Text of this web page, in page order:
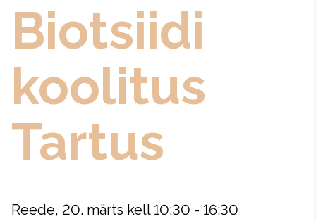
Biotsiidi
koolitus
Tartus
Reede, 20. märts kell 10:30 - 16:30